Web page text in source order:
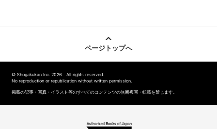
ページトップへ
© Shogakukan Inc. 2026 All rights reserved.
No reproduction or republication without written permission.
掲載の記事・写真・イラスト等のすべてのコンテンツの無断複写・転載を禁じます。